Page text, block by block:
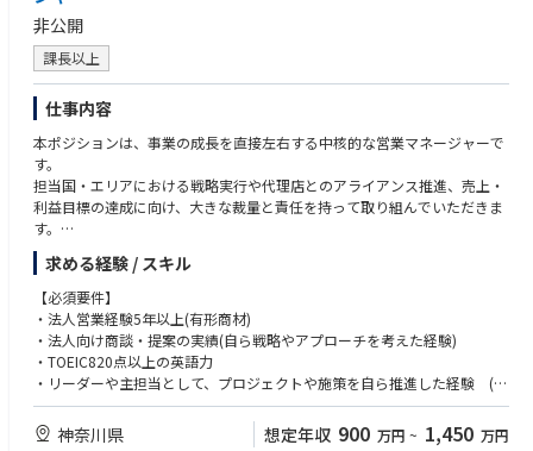
非公開
課長以上
仕事内容
本ポジションは、事業の成長を直接左右する中核的な営業マネージャーで
す。
担当国・エリアにおける戦略実行や代理店とのアライアンス推進、売上・
利益目標の達成に向け、大きな裁量と責任を持って取り組んでいただきま
す。
インフラ水処理機器の営業業務
・既存代理店との関係構築と案件拡大
・新規代理店の開拓（市場調査、販路戦略、契約交渉含む）
・各国の市場動向分析、販売計画策定、販促企画（展示会・広告・販売支
援物）
・現地ユーザー向けの商談、製品提案、納入、試運転の支援（技術部門と
・売上・利益目標の目標策定と達成マネジメント
・若手営業メンバーの育成・指導
求める経験 / スキル
【必須要件】
・法人営業経験5年以上(有形商材)
・法人向け商談・提案の実績(自ら戦略やアプローチを考えた経験)
・TOEIC820点以上の英語力
・リーダーや主担当として、プロジェクトや施策を自ら推進した経験 (営
業戦略実行、新規販路開拓、海外代理店支援など)
神奈川県 想定年収 900 万円 ~ 1,450 万円